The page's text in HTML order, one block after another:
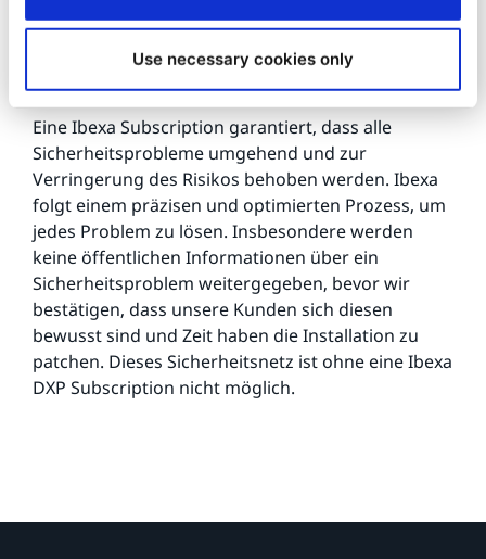
Use necessary cookies only
Sicherheitsgarantie
Eine Ibexa Subscription garantiert, dass alle
Sicherheitsprobleme umgehend und zur
Verringerung des Risikos behoben werden. Ibexa
folgt einem präzisen und optimierten Prozess, um
jedes Problem zu lösen. Insbesondere werden
keine öffentlichen Informationen über ein
Sicherheitsproblem weitergegeben, bevor wir
bestätigen, dass unsere Kunden sich diesen
bewusst sind und Zeit haben die Installation zu
patchen. Dieses Sicherheitsnetz ist ohne eine Ibexa
DXP Subscription nicht möglich.